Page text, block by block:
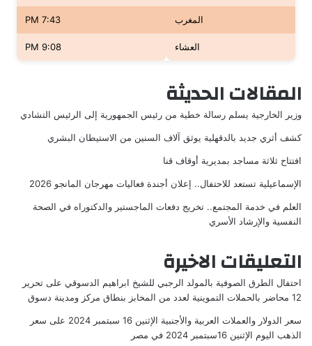
المغرب 7:43 PM
العشاء 9:08 PM
المقالات الحديثة
وزير الخارجية يسلم رسالة خطية من رئيس الجمهورية إلى الرئيس التشادي
كشف أثري جديد بالدقهلية يوثق آلاف السنين من الاستيطان البشري
افتتاح ثلاثة مساجد بمديرية أوقاف قنا
الإسماعيلية تستعد للاحتفال.. إعلان أجندة فعاليات مهرجان المانجو 2026
العلم في خدمة المجتمع.. تخريج دفعات الماجستير والدكتوراه في الصحة
النفسية والإرشاد الأسري
التعليقات الاخيرة
احتفال الطرق الصوفية بالمولد الرجبي للشيخ ابراهيم الدسوقي على تحرير
12 محاضر بالحملات التموينية لعدد من المخابز بنطاق مركز ومدينة دسوق
سعر الدولار والعملات العربية والأجنبية الإثنين 16 سبتمبر 2024 على سعر
الذهب اليوم الإثنين 16سبتمبر 2024 في مصر